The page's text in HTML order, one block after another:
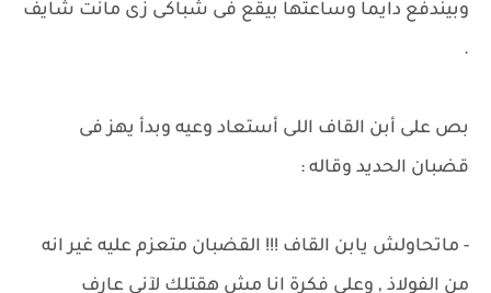
وبيندفع دايما وساعتها بيقع فى شباكى زى مانت شايف
.
بص على أبن القاف اللى أستعاد وعيه وبدأ يهز فى
قضبان الحديد وقاله :
- ماتحاولش يابن القاف !!! القضبان متعزم عليه غير انه
من الفولاذ , وعلى فكرة انا مش هقتلك لآنى عارف